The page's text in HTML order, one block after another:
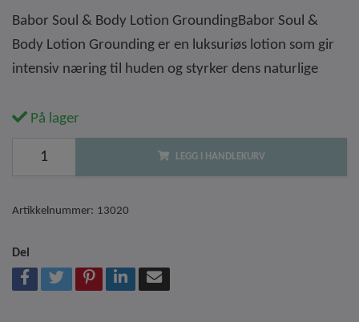
Babor Soul & Body Lotion GroundingBabor Soul &
Body Lotion Grounding er en luksuriøs lotion som gir
intensiv næring til huden og styrker dens naturlige
På lager
LEGG I HANDLEKURV
Artikkelnummer: 13020
Del